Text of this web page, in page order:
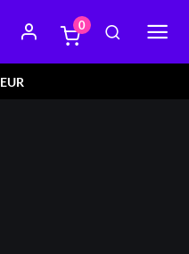
EUR
0